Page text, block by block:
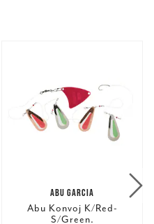
ABU GARCIA
Abu Konvoj K/Red-
S/Green.